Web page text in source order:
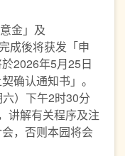
金」及
成後将获发「申
2026年5月25日
确认通知书」。
）下午2时30分
讲解有关程序及注
，否则本园将会